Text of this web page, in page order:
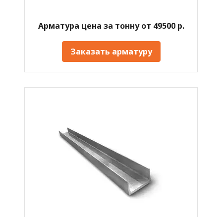
Арматура цена за тонну от 49500 р.
Заказать арматуру